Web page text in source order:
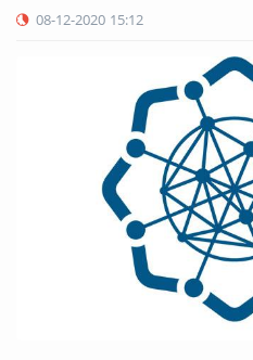
08-12-2020 15:12